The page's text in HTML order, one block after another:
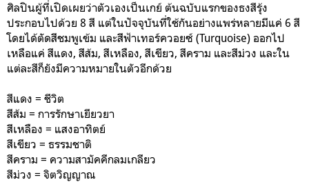
ศิลปินผู้ที่เปิดเผยว่าตัวเองเป็นเกย์ ต้นฉบับแรกของธงสีรุ้ง
ประกอบไปด้วย 8 สี แต่ในปัจจุบันที่ใช้กันอย่างแพร่หลายมีแค่ 6 สี
โดยได้ตัดสีชมพูเข้ม และสีฟ้าเทอร์ควอยซ์ (Turquoise) ออกไป
เหลือแค่ สีแดง, สีส้ม, สีเหลือง, สีเขียว, สีคราม และสีม่วง และใน
แต่ละสีก็ยังมีความหมายในตัวอีกด้วย
สีแดง = ชีวิต
สีส้ม = การรักษาเยียวยา
สีเหลือง = แสงอาทิตย์
สีเขียว = ธรรมชาติ
สีคราม = ความสามัคคีกลมเกลียว
สีม่วง = จิตวิญญาณ